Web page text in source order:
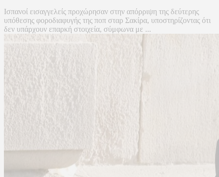
Iσπανοί εισαγγελείς προχώρησαν στην απόρριψη της δεύτερης
υπόθεσης φοροδιαφυγής της ποπ σταρ Σακίρα, υποστηρίζοντας ότι
δεν υπάρχουν επαρκή στοιχεία, σύμφωνα με ...